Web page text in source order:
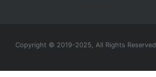
Copyright © 2019-2025, All Rights Reserved